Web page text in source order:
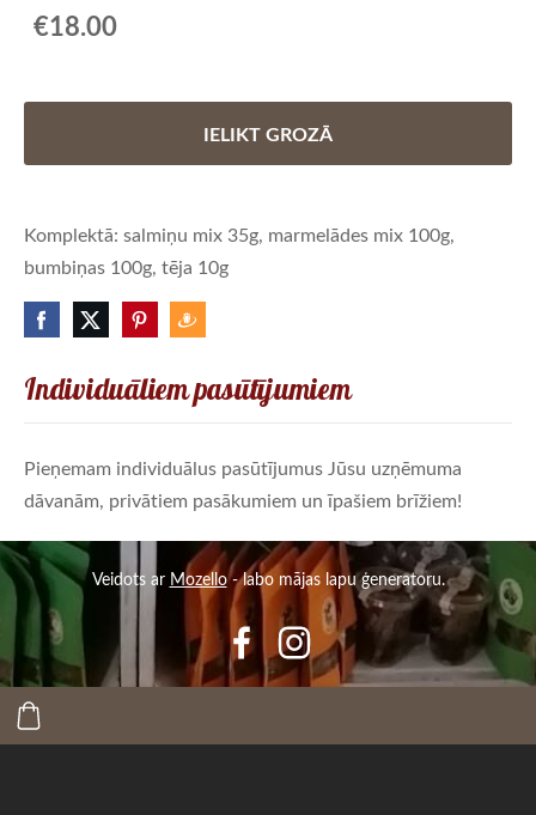
Individuāliem pasūtījumiem
Pieņemam individuālus pasūtījumus Jūsu uzņēmuma
dāvanām, privātiem pasākumiem un īpašiem brīžiem!
€18.00
IELIKT GROZĀ
Komplektā: salmiņu mix 35g, marmelādes mix 100g,
bumbiņas 100g, tēja 10g
Veidots ar Mozello- labo mājas lapu ģeneratoru.